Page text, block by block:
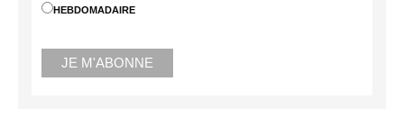
HEBDOMADAIRE